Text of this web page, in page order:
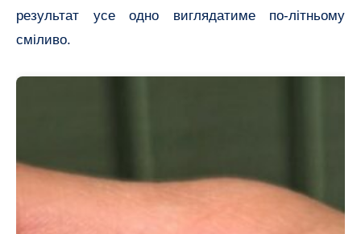
результат усе одно виглядатиме по-літньому
сміливо.